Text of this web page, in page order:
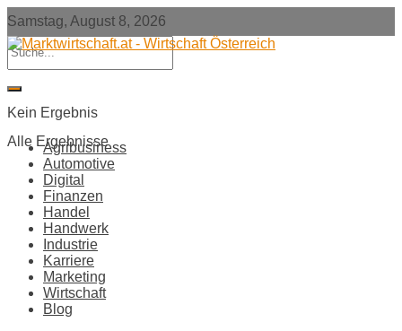
Samstag, August 8, 2026
Kein Ergebnis
Alle Ergebnisse
Agribusiness
Automotive
Digital
Finanzen
Handel
Handwerk
Industrie
Karriere
Marketing
Wirtschaft
Blog